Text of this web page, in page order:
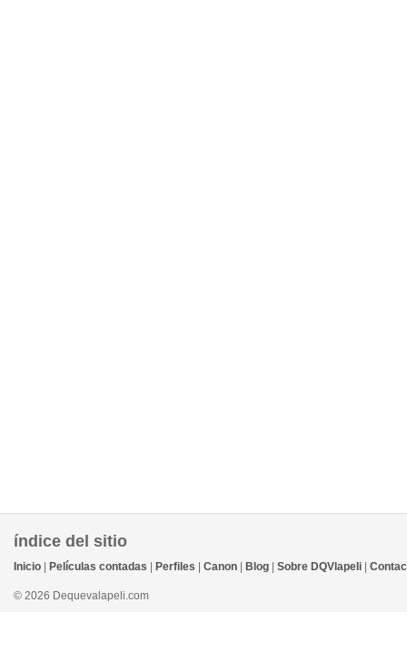
índice del sitio
Inicio Películas contadas Perfiles Canon Blog Sobre DQVlapeli
© 2026 Dequevalapeli.com